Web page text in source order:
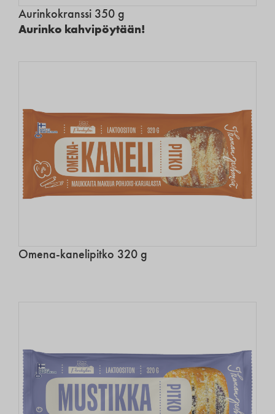
Aurinkokranssi 350 g
Aurinko kahvipöytään!
Omena-kanelipitko 320 g